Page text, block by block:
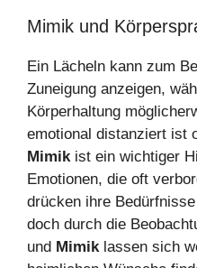
Mimik und
Ein Lächeln kann zum
Zuneigung anzeigen,
Körperhaltung
emotional distanziert ist
Mimikist ein wichtiger
Emotionen, die oft
drücken ihre
doch durch die
und Mimiklassen sich